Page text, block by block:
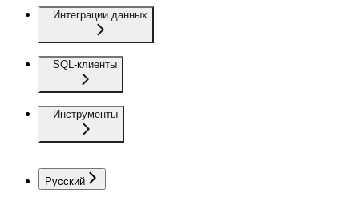
Интеграции данных
SQL-клиенты
Инструменты
Русский